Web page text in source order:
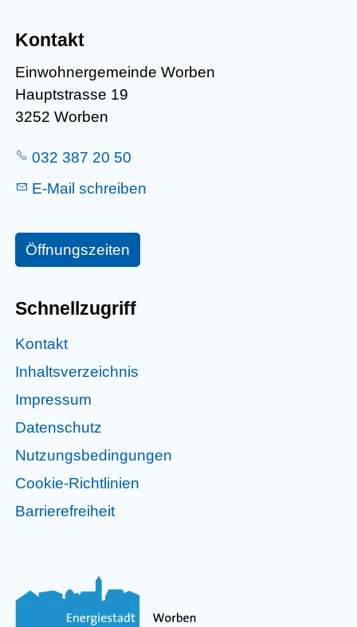
Kontakt
Einwohnergemeinde Worben
Hauptstrasse 19
3252 Worben
032 387 20 50
E-Mail schreiben
Öffnungszeiten
Schnellzugriff
Kontakt
Inhaltsverzeichnis
Impressum
Datenschutz
Nutzungsbedingungen
Cookie-Richtlinien
Barrierefreiheit